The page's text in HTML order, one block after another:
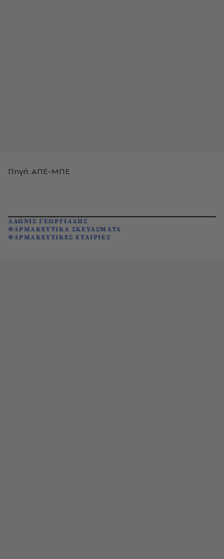
Πηγή: ΑΠΕ-ΜΠΕ
ΑΔΩΝΙΣ ΓΕΩΡΓΙΑΔΗΣ
ΦΑΡΜΑΚΕΥΤΙΚΑ ΣΚΕΥΑΣΜΑΤΑ
ΦΑΡΜΑΚΕΥΤΙΚΕΣ ΕΤΑΙΡΙΕΣ